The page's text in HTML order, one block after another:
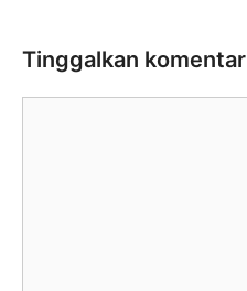
Tinggalkan komentar